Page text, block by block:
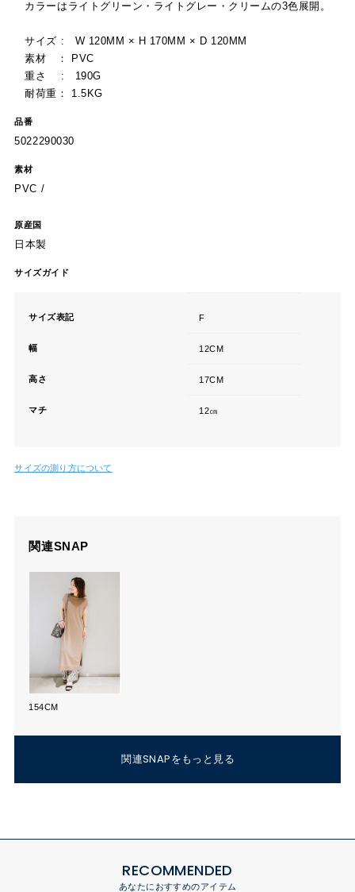
カラーはライトグリーン・ライトグレー・クリームの3色展開。
サイズ : W 120MM × H 170MM × D 120MM
素材 ： PVC
重さ : 190G
耐荷重： 1.5KG
品番
5022290030
素材
PVC /
原産国
日本製
サイズガイド
サイズ表記 F
幅 12CM
高さ 17CM
マチ 12㎝
サイズの測り方について
関連SNAP
154CM
関連SNAPをもっと見る
RECOMMENDED
あなたにおすすめのアイテム